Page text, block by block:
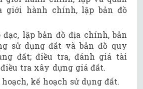
giới hành chính, lập bản đồ
đạc, lập bản đồ địa chính, bản
sử dụng đất và bản đồ quy
đất; điều tra, đánh giá tài
tra xây dựng giá đất.
kế hoạch sử dụng đất.